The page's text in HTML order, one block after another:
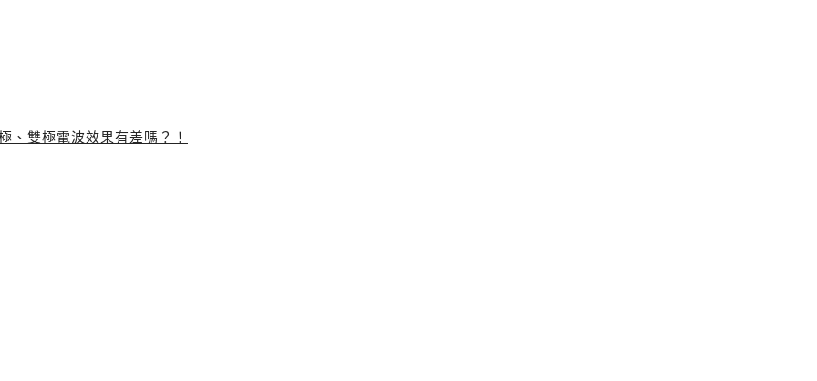
、雙極電波效果有差嗎？！